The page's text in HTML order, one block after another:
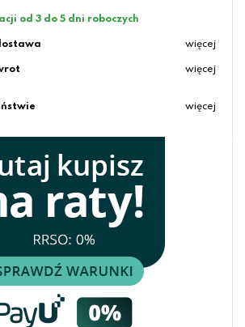
od 3 do 5 dni roboczych
więcej
więcej
więcej